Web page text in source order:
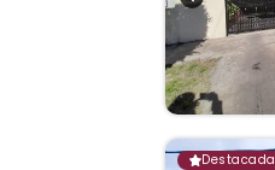
Destacada